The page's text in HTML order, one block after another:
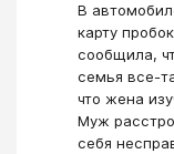
В
карту
сообщила,
семья все-
что жена
Муж
себя